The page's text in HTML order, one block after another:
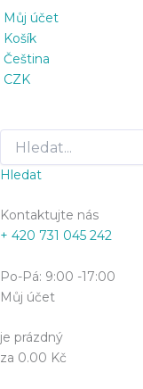
Můj účet
Košík
Čeština
CZK
Hledat
Kontaktujte nás
+ 420 731 045 242
Po-Pá: 9:00 -17:00
Můj účet
je prázdný
za 0.00 Kč